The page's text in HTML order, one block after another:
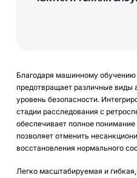
Благодаря машинному
предотвращает различные виды
уровень безопасности.
стадии расследования с
обеспечивает полное
позволяет отменить
восстановления нормального
Легко масштабируемая и